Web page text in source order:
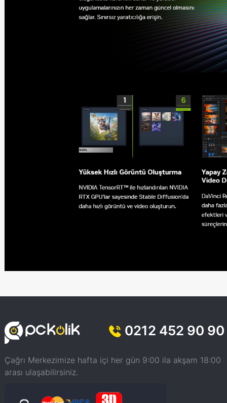
0212 452 90 90
Çağrı Merkezimize hafta içi her gün 9:00 ila akşam 18:00
arası ulaşabilirsiniz.